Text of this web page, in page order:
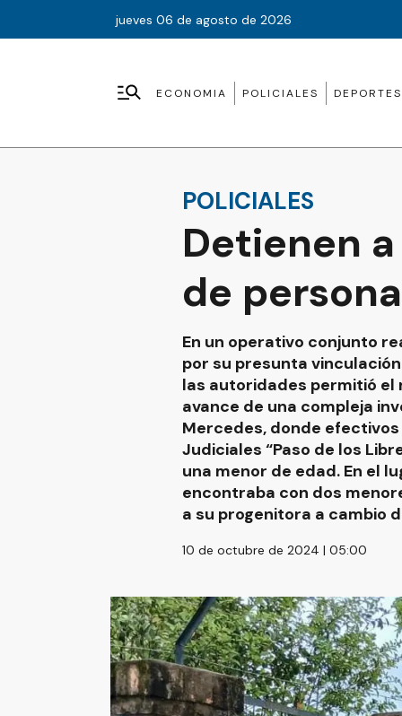
jueves 06 de agosto de 2026
ECONOMIA POLICIALES DEPORTES
POLICIALES
Detienen
de
En un operativo conjunto
por su presunta
las autoridades permitió el
avance de una compleja
Mercedes, donde
Judiciales “Paso de los
una menor de edad. En el
encontraba con dos
a su progenitora a cambio
10 de octubre de 2024 | 05:00